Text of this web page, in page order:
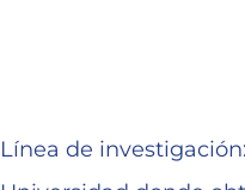
Línea de